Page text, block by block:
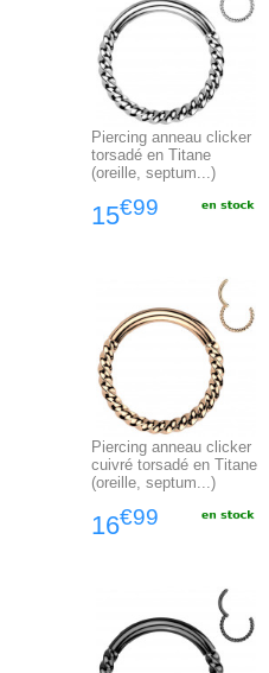
Piercing anneau clicker
torsadé en Titane
(oreille, septum...)
15€99
Piercing anneau clicker
cuivré torsadé en Titane
(oreille, septum...)
16€99